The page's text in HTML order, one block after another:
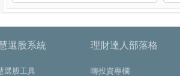
選股系統
選股工具
理財達人部落格
嗨投資專欄